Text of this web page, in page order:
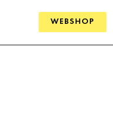
WEBSHOP